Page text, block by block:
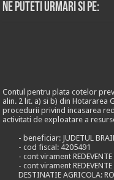
Ne puteti urmari si pe:
Contul pentru plata cotelor
alin. 2 lit. a) si b) din Hotararea
procedurii privind incasarea
activitati de exploatare a
- beneficiar: JUDETUL
- cod fiscal: 4205491
- cont virament
- cont virament REDEVENTE
DESTINATIE AGRICOLA: